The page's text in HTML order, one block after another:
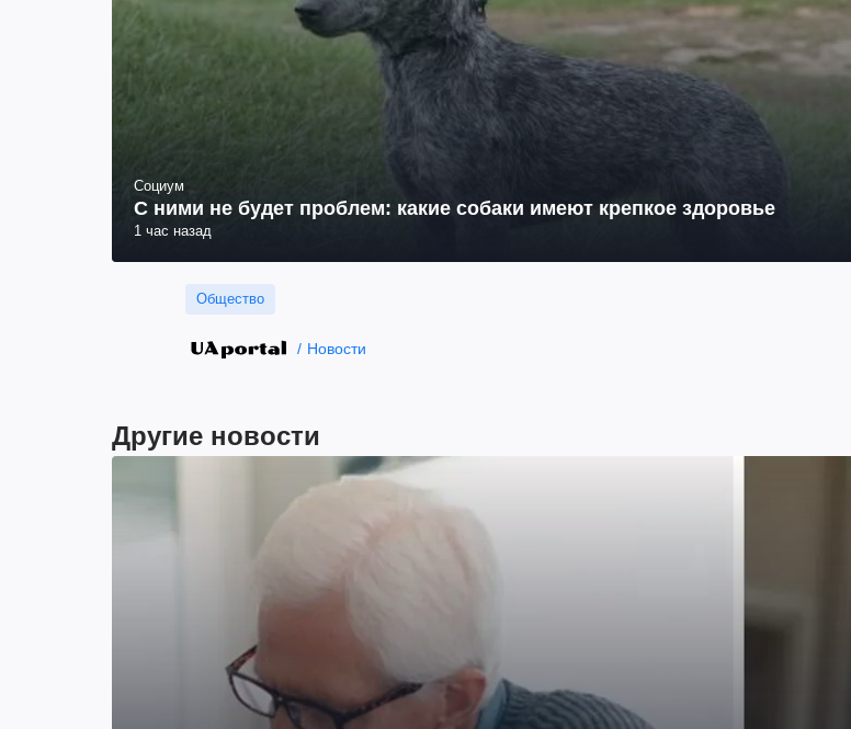
Социум
С ними не будет проблем: какие собаки имеют крепкое здоровье
1 час назад
Общество
Новости
Другие новости